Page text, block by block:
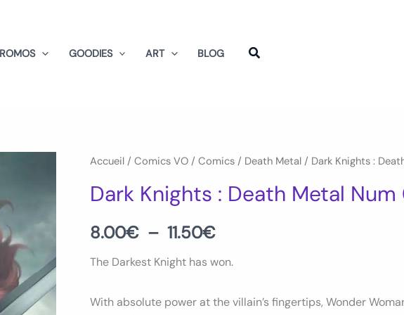
GOODIES ART BLOG
Accueil / Comics VO / Comics / Death Metal / Dark Knights :
Dark Knights : Death Metal
8.00€ – 11.50€
Plage
de
prix :
8.00€
The Darkest Knight has won.
With absolute power at the villain’s fingertips, Wonder
quantité
Dark
Knights
Death
Num